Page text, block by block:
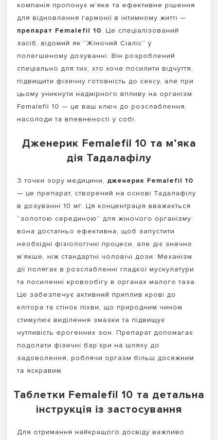
компанія пропонує м’яке та ефективне рішення
для відновлення гармонії в інтимному житті —
препарат Femalefil 10. Це спеціалізований
засіб, відомий як “Жіночий Сіаліс” у
полегшеному дозуванні. Він розроблений
спеціально для тих, хто хоче посилити відчуття,
підвищити фізичну готовність до сексу, але при
цьому уникнути надмірного впливу на організм.
Femalefil 10 — це ваш ключ до розслаблення,
насолоди та впевненості у собі.
Дженерик Femalefil 10 та м’яка
дія Тадалафілу
З точки зору медицини, дженерик Femalefil 10
— це препарат, створений на основі Тадалафілу
в дозуванні 10 мг. Ця концентрація вважається
“золотою серединою” для жіночого організму:
вона достатньо ефективна, щоб запустити
необхідні фізіологічні процеси, але діє значно
м’якше, ніж стандартні чоловічі дози. Механізм
дії полягає в розслабленні гладкої мускулатури
та посиленні кровообігу в органах малого таза.
Це забезпечує активний приплив крові до
клітора та стінок піхви, що природним чином
стимулює виділення змазки та підвищує
чутливість ерогенних зон. Препарат допомагає
подолати фізичні бар’єри на шляху до
задоволення, роблячи оргазм більш досяжним
та яскравим.
Таблетки Femalefil 10 та детальна
інструкція із застосування
Для отримання найкращого досвіду важливо